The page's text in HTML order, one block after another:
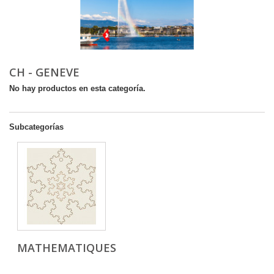
CH - GENEVE
No hay productos en esta categoría.
Subcategorías
MATHEMATIQUES